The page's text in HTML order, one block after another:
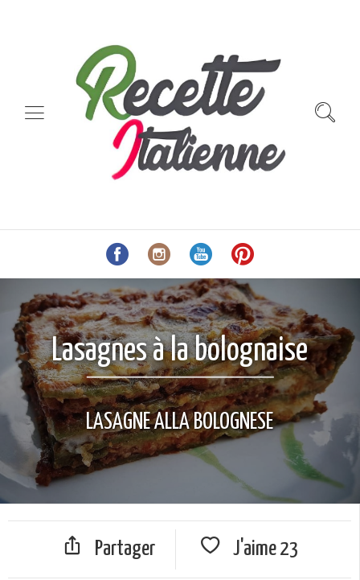
Lasagnes à la bolognaise
LASAGNE ALLA BOLOGNESE
Partager J'aime23